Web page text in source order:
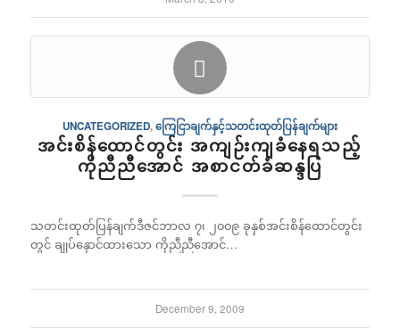
UNCATEGORIZED,ကြေငြာချက်နှင့်သတင်းထုတ်ပြန်ချက်များ
အင်းစိန်ထောင်တွင်း အကျဉ်းကျခံနေရသည့်
ကိုညီညီအောင် အစာငတ်ခံဆန္ဒပြ
သတင်းထုတ်ပြန်ချက်ဒီဇင်ဘာလ ၇၊ ၂၀၀၉ ခုနှစ်အင်းစိန်ထောင်တွင်း
တွင် ချုပ်နှောင်ထားသော ကိုညီညီအောင်…
December 9, 2009